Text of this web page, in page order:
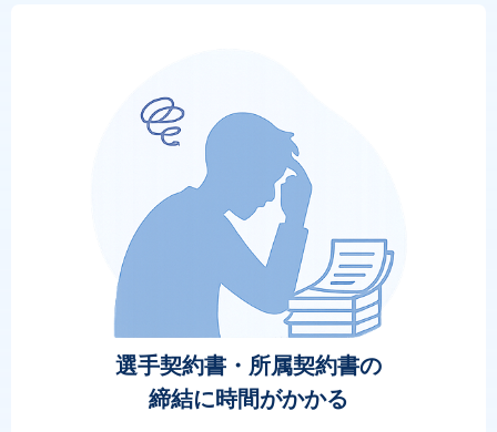
選手契約書・所属契約書の
締結に時間がかかる